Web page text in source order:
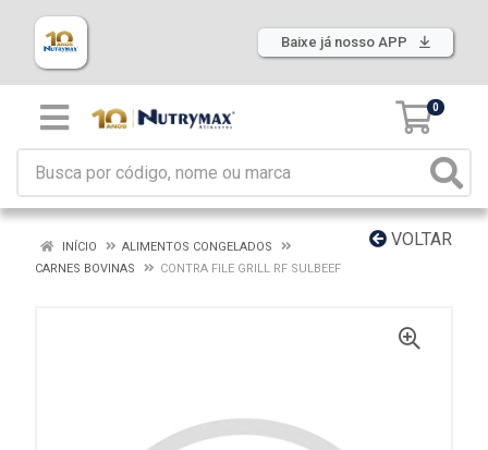
Baixe já nosso APP
0
VOLTAR
INÍCIO
ALIMENTOS CONGELADOS
CARNES BOVINAS
CONTRA FILE GRILL RF SULBEEF